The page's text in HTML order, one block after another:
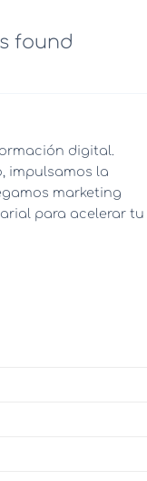
found
digital.
impulsamos la
marketing
para acelerar tu